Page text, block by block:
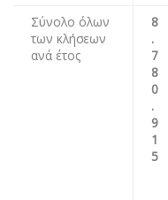
Σύνολο όλων
των κλήσεων
ανά έτος
8
.
7
8
0
.
9
1
5